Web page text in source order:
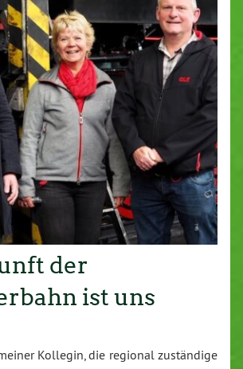
der
ist uns
Kollegin, die regional zuständige